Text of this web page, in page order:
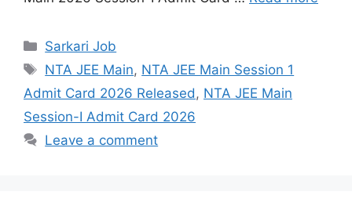
Sarkari Job
NTA JEE Main, NTA JEE Main Session 1
Admit Card 2026 Released , NTA JEE Main
Session-I Admit Card 2026
Leave a comment